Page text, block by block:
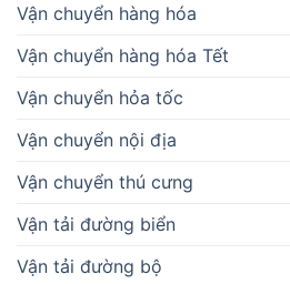
Vận chuyển hàng hóa
Vận chuyển hàng hóa Tết
Vận chuyển hỏa tốc
Vận chuyển nội địa
Vận chuyển thú cưng
Vận tải đường biển
Vận tải đường bộ